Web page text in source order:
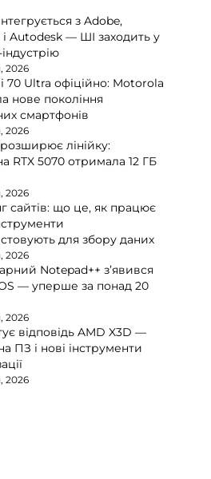
з Adobe,
Autodesk — ШІ заходить у
2026
70 Ultra офіційно: Motorola
нове покоління
смартфонів
2026
лінійку:
RTX 5070 отримала 12 ГБ
2026
сайтів: що це, як працює
для збору даних
2026
Notepad++ з’явився
— уперше за понад 20
2026
відповідь AMD X3D —
ПЗ і нові інструменти
2026